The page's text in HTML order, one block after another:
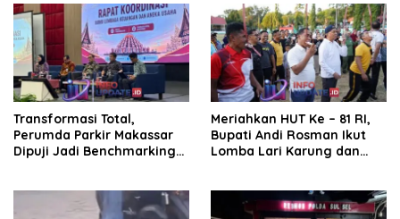
Transformasi Total,
Perumda Parkir Makassar
Dipuji Jadi Benchmarking
Meriahkan HUT Ke – 81 RI,
Bupati Andi Rosman Ikut
Lomba Lari Karung dan